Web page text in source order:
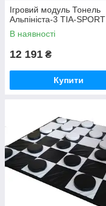
Ігровий модуль Тонель
Альпініста-3 TIA-SPORT
В наявності
12 191 ₴
Купити